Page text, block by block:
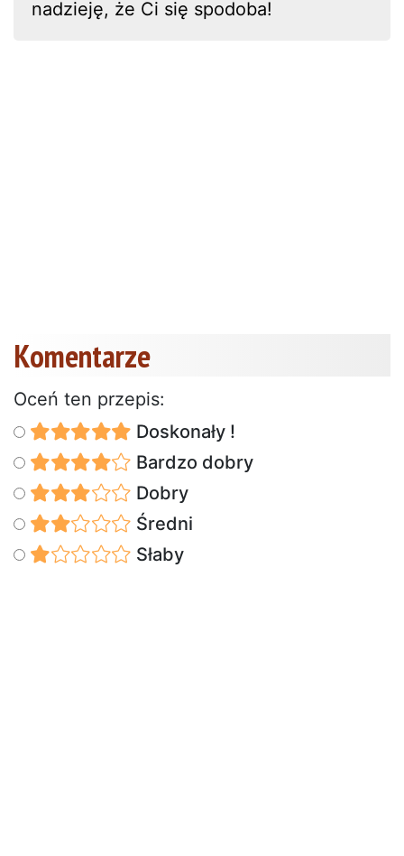
nadzieję, że Ci się spodoba!
Komentarze
Oceń ten przepis:
Doskonały !
Bardzo dobry
Dobry
Średni
Słaby